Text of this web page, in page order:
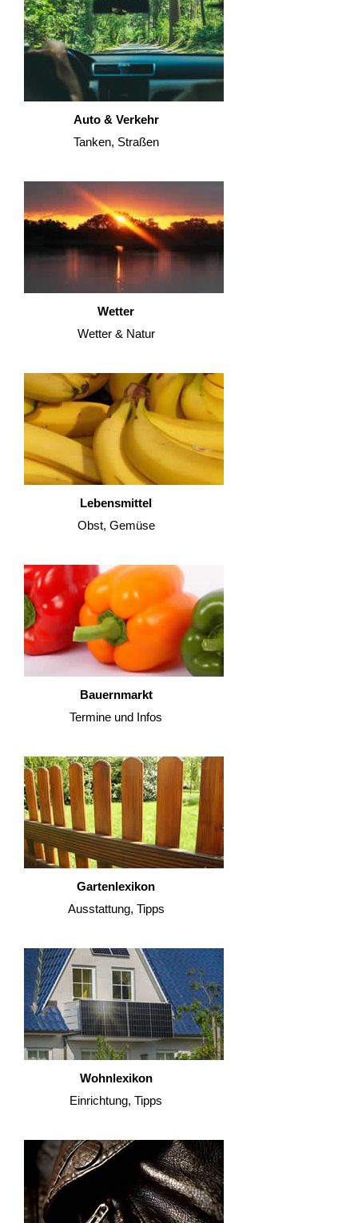
Auto & Verkehr
Tanken, Straßen
Wetter
Wetter & Natur
Lebensmittel
Obst, Gemüse
Bauernmarkt
Termine und Infos
Gartenlexikon
Ausstattung, Tipps
Wohnlexikon
Einrichtung, Tipps